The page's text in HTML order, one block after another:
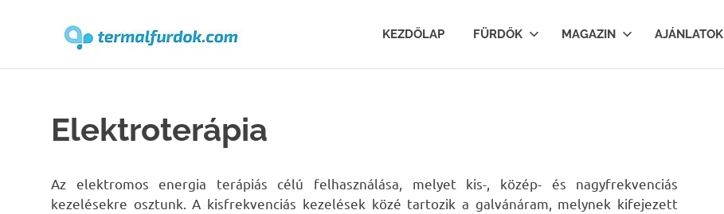
Termalfurdok.com
KEZDŐLAP FÜRDŐK MAGAZIN AJÁNLATOK
Elektroterápia
Az elektromos energia terápiás célú felhasználása, melyet kis-, közép- és nagyfrekvenciás
kezelésekre osztunk. A kisfrekvenciás kezelések közé tartozik a galvánáram, melynek kifejezett